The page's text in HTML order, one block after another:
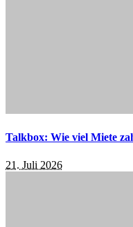
Talkbox: Wie viel Miete
21. Juli 2026